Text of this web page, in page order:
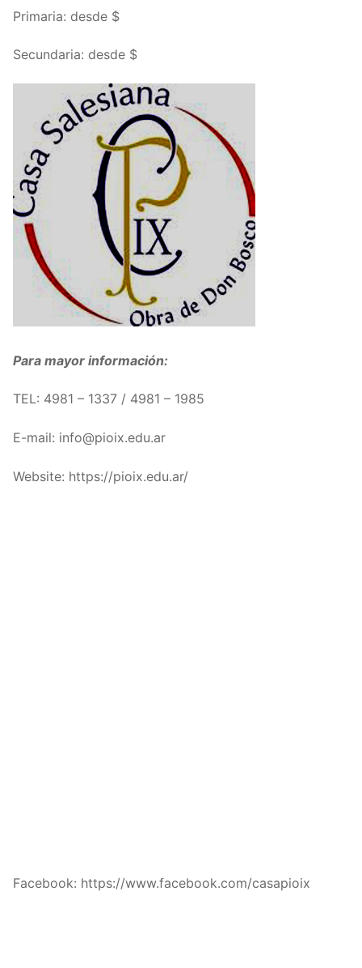
Primaria: desde $
Secundaria: desde $
Para mayor información:
TEL: 4981 – 1337 / 4981 – 1985
E-mail: info@pioix.edu.ar
Website: https://pioix.edu.ar/
Facebook: https://www.facebook.com/casapioix